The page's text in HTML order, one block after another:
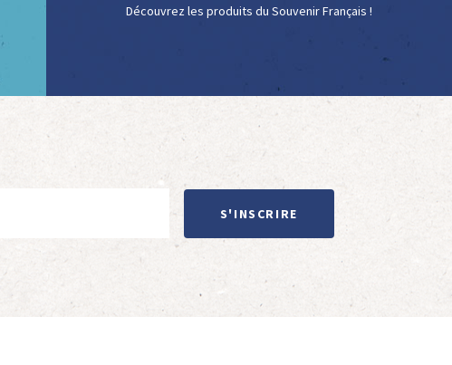
Découvrez les produits du Souvenir Français !
S'INSCRIRE